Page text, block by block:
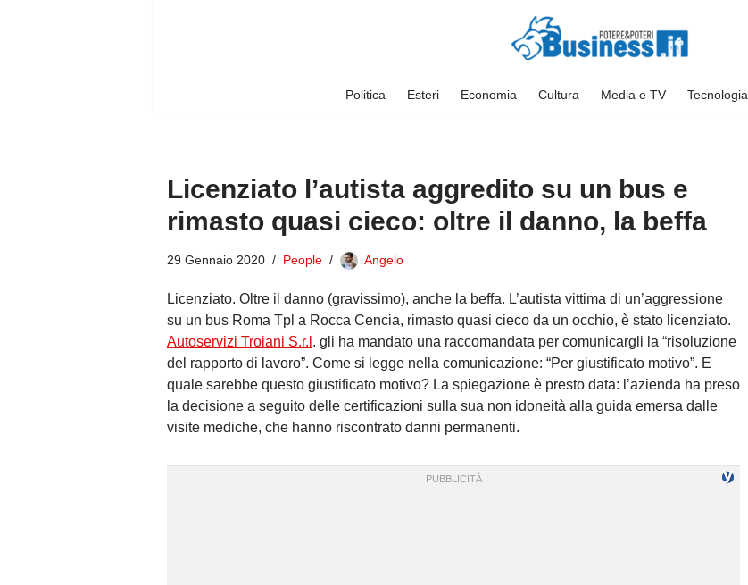
Politica Esteri Economia Cultura Media e TV Tecnologia
Licenziato l’autista aggredito su un bus e
rimasto quasi cieco: oltre il danno, la beffa
29 Gennaio 2020 People Angelo
Licenziato. Oltre il danno (gravissimo), anche la beffa. L’autista vittima di un’aggressione
su un bus Roma Tpl a Rocca Cencia, rimasto quasi cieco da un occhio, è stato licenziato.
Autoservizi Troiani S.r.l . gli ha mandato una raccomandata per comunicargli la “risoluzione
del rapporto di lavoro”. Come si legge nella comunicazione: “Per giustificato motivo”. E
quale sarebbe questo giustificato motivo? La spiegazione è presto data: l’azienda ha preso
la decisione a seguito delle certificazioni sulla sua non idoneità alla guida emersa dalle
visite mediche, che hanno riscontrato danni permanenti.